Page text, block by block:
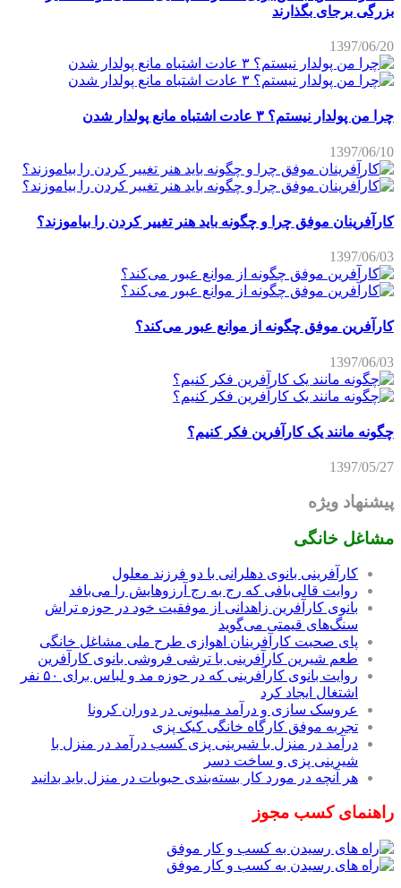
بزرگی برجای بگذارند
1397/06/20
چرا من پولدار نیستم؟ ۳ عادت اشتباه مانع پولدار شدن
1397/06/10
کارآفرینان موفق چرا و چگونه باید هنر تغییر کردن را بیاموزند؟
1397/06/03
کارآفرین موفق چگونه از موانع عبور می‌کند؟
1397/06/03
چگونه مانند یک کارآفرین فکر کنیم؟
1397/05/27
پیشنهاد ویژه
مشاغل خانگی
کارآفرینی بانوی دهلرانی با دو فرزند معلول
روایت قالی‌بافی که رج به رج آرزوهایش را می‌بافد
بانوی کارآفرین زاهدانی از موفقیت خود در حوزه تراش
سنگ‌های قیمتی می‌گوید
پای صحبت کارآفرینان اهوازی طرح ملی مشاغل خانگی
طعم شیرین کارآفرینی با ترشی فروشی بانوی کارآفرین
روایت بانوی کارآفرینی که در حوزه مد و لباس برای ۵۰ نفر
اشتغال ایجاد کرد
عروسک سازی و درآمد میلیونی در دوران کرونا
تجربه موفق کارگاه خانگی کیک پزی
درآمد در منزل با شیرینی پزی کسب درآمد در منزل با
شیرینی پزی و ساخت دسر
هر آنچه در مورد کار بسته‌بندی حبوبات در منزل باید بدانید
راهنمای کسب مجوز